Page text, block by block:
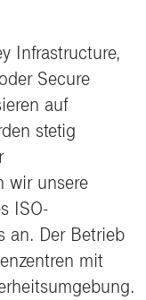
Infrastructure,
Secure
auf
stetig
wir unsere
ISO-
an. Der Betrieb
mit